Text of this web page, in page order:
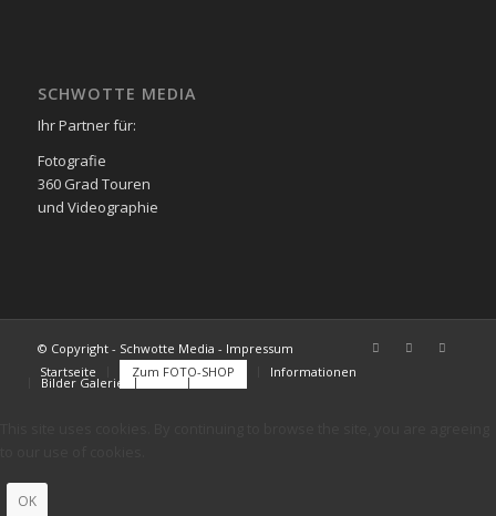
SCHWOTTE MEDIA
Ihr Partner für:
Fotografie
360 Grad Touren
und Videographie
© Copyright - Schwotte Media - Impressum
Startseite
Zum FOTO-SHOP Informationen
Bilder Galerie FAQs Kontakt
OK